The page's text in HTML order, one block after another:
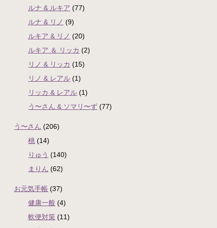
ルナ & ルキア (77)
ルナ & リノ (9)
ルキア & リノ (20)
ルキア ＆ リッカ (2)
リノ & リッカ (15)
リノ & レアル (1)
リッカ & レアル (1)
う〜さん & ソマリ〜ず (77)
う〜さん (206)
桃 (14)
りゅう (140)
まりん (62)
お元気手帳 (37)
健康一般 (4)
軟便対策 (11)